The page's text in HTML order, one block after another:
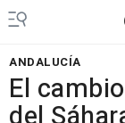
ANDALUCÍA
El